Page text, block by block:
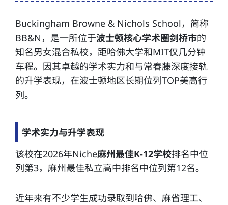
Buckingham Browne & Nichols School，简称
BB&N，是一所位于波士顿核心学术圈剑桥市的
知名男女混合私校，距哈佛大学和MIT仅几分钟
车程。因其卓越的学术实力和与常春藤深度接轨
的升学表现，在波士顿地区长期位列TOP美高行
列。
学术实力与升学表现
该校在2026年Niche麻州最佳K-12学校排名中位
列第3，麻州最佳私立高中排名中位列第12名。
近年来有不少学生成功录取到哈佛、麻省理工、